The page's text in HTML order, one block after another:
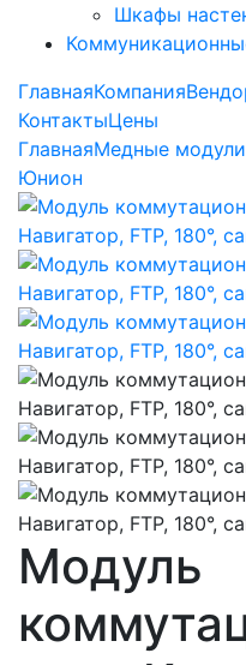
Шкафы
ГлавнаяКомпания
КонтактыЦены
ГлавнаяМедные
Юнион
Модуль